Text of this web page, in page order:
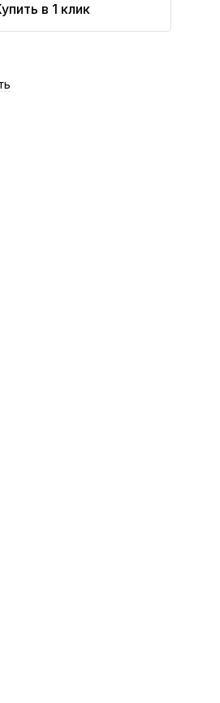
в 1 клик